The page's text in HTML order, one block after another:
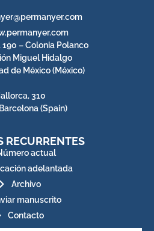
– Colonia Polanco
Miguel Hidalgo
de México (México)
310
(Spain)
RECURRENTES
actual
adelantada
Archivo
manuscrito
Contacto